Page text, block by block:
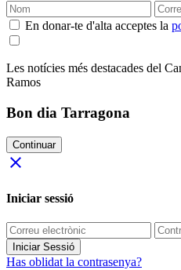
En donar-te d'alta acceptes la
Les notícies més destacades del
Ramos
Bon dia Tarragona
Continuar
close
Iniciar sessió
Iniciar Sessió
Has oblidat la contrasenya?